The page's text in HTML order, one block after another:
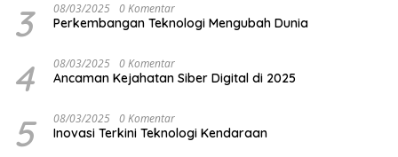
3 08/03/2025 0 Komentar
Perkembangan Teknologi Mengubah Dunia
4 08/03/2025 0 Komentar
Ancaman Kejahatan Siber Digital di 2025
5 08/03/2025 0 Komentar
Inovasi Terkini Teknologi Kendaraan